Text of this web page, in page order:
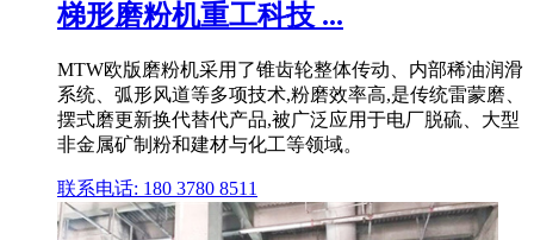
梯形磨粉机重工科技 ...
MTW欧版磨粉机采用了锥齿轮整体传动、内部稀油润滑
系统、弧形风道等多项技术,粉磨效率高,是传统雷蒙磨、
摆式磨更新换代替代产品,被广泛应用于电厂脱硫、大型
非金属矿制粉和建材与化工等领域。
联系电话: 180 3780 8511